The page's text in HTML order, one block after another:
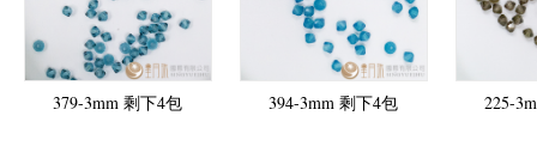
379-3mm 剩下4包 394-3mm 剩下4包 225-